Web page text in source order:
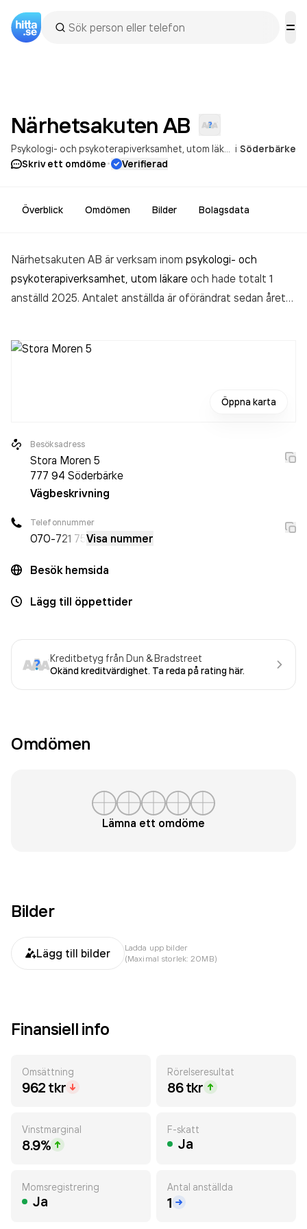
Närhetsakuten AB
Annan övrig
i Söderbärke
Skriv ett omdöme· Verifierad
Överblick Omdömen Bilder Bolagsdata
Närhetsakuten AB är verksam inom psykologi- och
psykoterapiverksamhet, utom läkare och hade totalt 1
anställd 2025. Antalet anställda är oförändrat sedan året
räkenskapsåret (2025).
Öppna karta
Besöksadress
Stora Moren 5
777 94 Söderbärke
Vägbeskrivning
Telefonnummer
070-721 75 Visa nummer
Besök hemsida
Lägg till öppettider
Kreditbetyg från Dun & Bradstreet
Okänd kreditvärdighet. Ta reda på rating här.
Omdömen
Lämna ett omdöme
Bilder
Lägg till bilder
Ladda upp bilder
(Maximal storlek: 20MB)
Finansiell info
Omsättning
962 tkr
Rörelseresultat
86 tkr
Vinstmarginal
8.9%
F-skatt
Ja
Momsregistrering
Ja
Antal anställda
1